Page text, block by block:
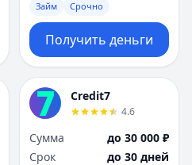
Займ Срочно
Получить деньги
Credit7
4.6
Сумма
до 30 000 ₽
Срок
до 30 дней